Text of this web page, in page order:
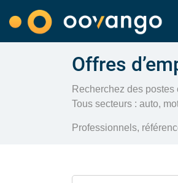
Offres
Recherchez des
Tous secteurs : auto,
Professionnels,